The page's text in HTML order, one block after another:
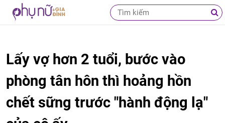
Lấy vợ hơn 2 tuổi, bước vào
phòng tân hôn thì hoảng hồn
chết sững trước "hành động lạ"